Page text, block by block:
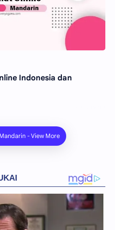
Indonesia dan